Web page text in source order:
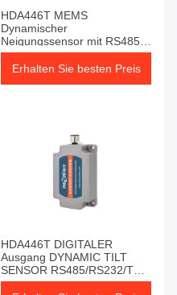
HDA446T MEMS
Dynamischer
Neigungssensor mit RS485-
Ausgang für die Echtzeit-
Haltungsmessung
Erhalten Sie besten Preis
HDA446T DIGITALER
Ausgang DYNAMIC TILT
SENSOR RS485/RS232/TTL
Ausgangssignal